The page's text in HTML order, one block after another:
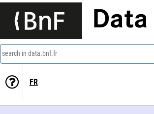
Data
search in data.bnf.fr
FR